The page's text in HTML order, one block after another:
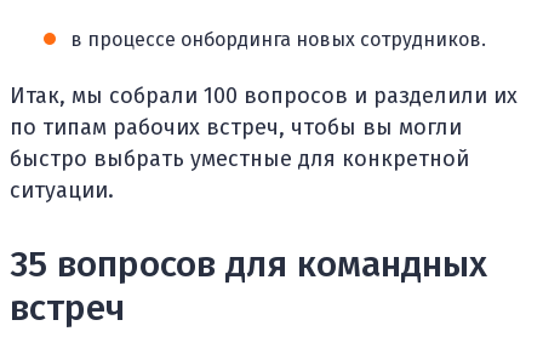
в процессе онбординга новых сотрудников.
Итак, мы собрали 100 вопросов и разделили их
по типам рабочих встреч, чтобы вы могли
быстро выбрать уместные для конкретной
ситуации.
35 вопросов для командных
встреч